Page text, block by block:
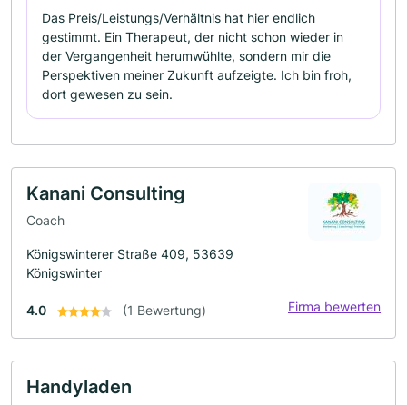
Das Preis/Leistungs/Verhältnis hat hier endlich
gestimmt. Ein Therapeut, der nicht schon wieder in
der Vergangenheit herumwühlte, sondern mir die
Perspektiven meiner Zukunft aufzeigte. Ich bin froh,
dort gewesen zu sein.
Kanani Consulting
Coach
Königswinterer Straße 409, 53639
Königswinter
4.0 (1 Bewertung) Firma bewerten
Handyladen